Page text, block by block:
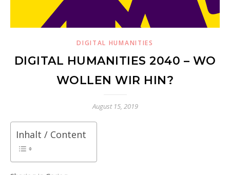
DIGITAL HUMANITIES
DIGITAL HUMANITIES 2040 – WO
WOLLEN WIR HIN?
August 15, 2019
Inhalt / Content